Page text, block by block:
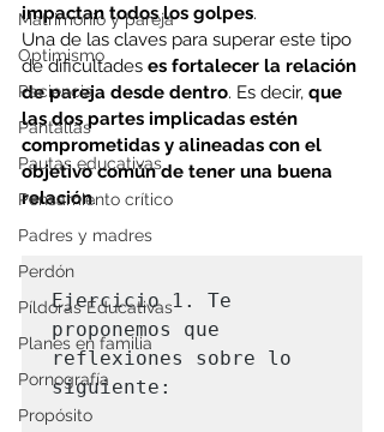
Matrimonio y pareja
Optimismo
Paciencia
Pantallas
Pautas educativas
Pensamiento crítico
Padres y madres
Perdón
Píldoras Educativas
Planes en familia
Pornografía
Propósito
impactan todos los golpes.
Una de las claves para superar este tipo
de dificultades es fortalecer la relación
de pareja desde dentro. Es decir, que
las dos partes implicadas estén
comprometidas y alineadas con el
objetivo común de tener una buena
relación.
Ejercicio 1. Te
proponemos que
reflexiones sobre lo
siguiente: